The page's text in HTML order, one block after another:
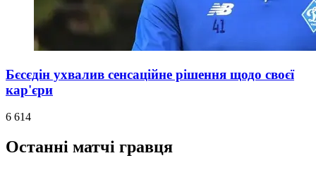
Бєсєдін ухвалив сенсаційне рішення щодо своєї
кар'єри
6 614
Останні матчі гравця